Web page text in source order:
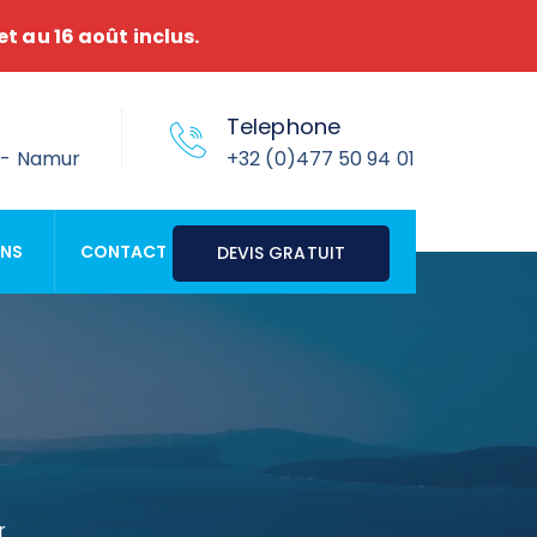
Namur
Telephone
+32 (0)477 50 94 01
CONTACT DEVIS GRATUIT
au 16 août inclus.